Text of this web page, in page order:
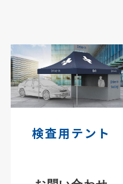
検査用テント